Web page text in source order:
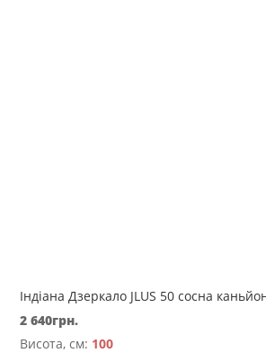
Індіана Дзеркало JLUS 50 сосна
2 640грн.
Висота, см: 100